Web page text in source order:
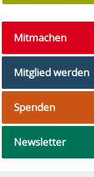
Mitmachen
Mitglied werden
Spenden
Newsletter